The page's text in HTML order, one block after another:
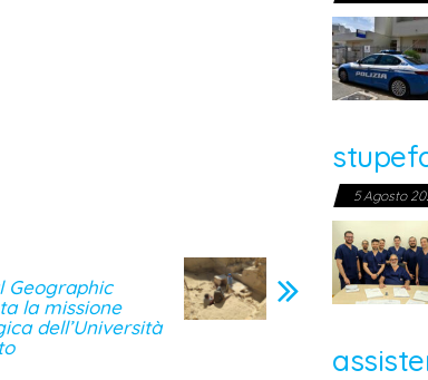
Geographic
la missione
dell’Università
5 Agosto